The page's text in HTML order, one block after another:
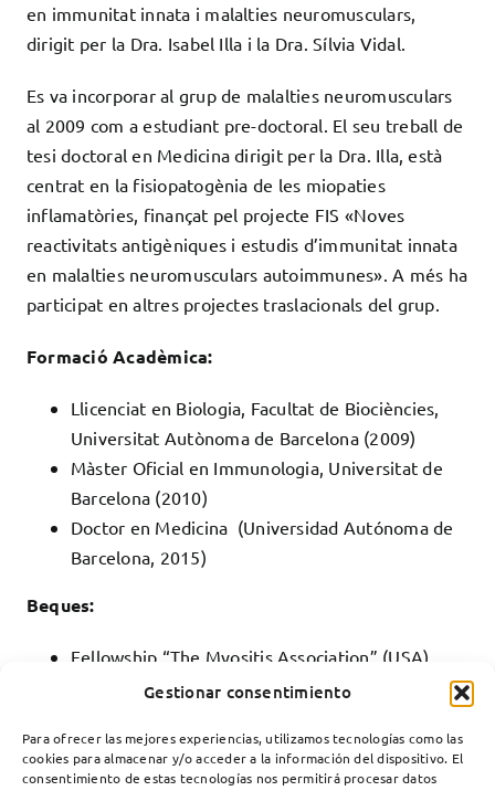
Gestionar consentimiento
Para ofrecer las mejores experiencias, utilizamos tecnologías como las
cookies para almacenar y/o acceder a la información del dispositivo. El
consentimiento de estas tecnologías nos permitirá procesar datos
en immunitat innata i malalties neuromusculars,
dirigit per la Dra. Isabel Illa i la Dra. Sílvia Vidal.
Es va incorporar al grup de malalties neuromusculars
al 2009 com a estudiant pre-doctoral. El seu treball de
tesi doctoral en Medicina dirigit per la Dra. Illa, està
centrat en la fisiopatogènia de les miopaties
inflamatòries, finançat pel projecte FIS «Noves
reactivitats antigèniques i estudis d’immunitat innata
en malalties neuromusculars autoimmunes». A més ha
participat en altres projectes traslacionals del grup.
Formació Acadèmica:
Llicenciat en Biologia, Facultat de Biociències,
Universitat Autònoma de Barcelona (2009)
Màster Oficial en Immunologia, Universitat de
Barcelona (2010)
Doctor en Medicina (Universidad Autónoma de
Barcelona, 2015)
Beques:
Fellowship “The Myositis Association” (USA)
(2014-2016)